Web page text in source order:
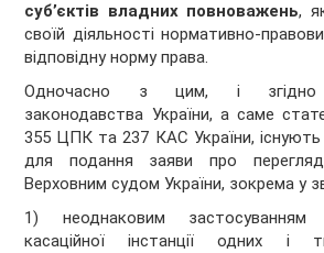
суб’єктів владних повноважень,
своїй діяльності нормативно-
відповідну норму права.
Одночасно з цим, і згідно
законодавства України, а саме
355 ЦПК та 237 КАС України, існують
для подання заяви про
Верховним судом України, зокрема у
1) неоднаковим
касаційної інстанції одних